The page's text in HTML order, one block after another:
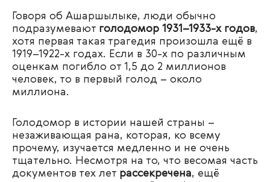
Говоря об Ашаршылыке, люди обычно
подразумевают голодомор 1931–1933-х годов,
хотя первая такая трагедия произошла ещё в
1919–1922-х годах. Если в 30-х по различным
оценкам погибло от 1,5 до 2 миллионов
человек, то в первый голод – около
миллиона.
Голодомор в истории нашей страны –
незаживающая рана, которая, ко всему
прочему, изучается медленно и не очень
тщательно. Несмотря на то, что весомая часть
документов тех лет рассекречена, ещё